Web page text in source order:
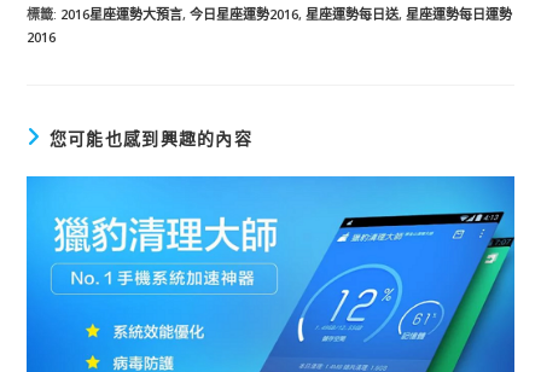
標籤: 2016星座運勢大預言, 今日星座運勢2016, 星座運勢每日送, 星座運勢每日運勢
2016
您可能也感到興趣的內容